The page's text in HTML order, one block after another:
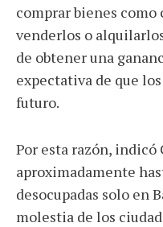
comprar bienes como
venderlos o
de obtener una
expectativa de que
futuro.
Por esta razón, indicó
aproximadamente
desocupadas solo en
molestia de los